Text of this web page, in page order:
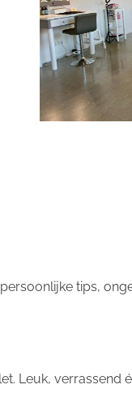
tips,
Leuk, verrassend